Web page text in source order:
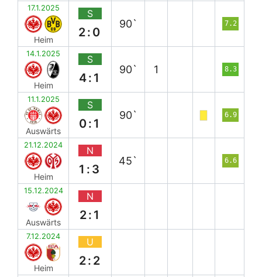
17.1.2025
Heim
S
2:0
90` 7.2
14.1.2025
Heim
S
4:1
90` 1 8.3
11.1.2025
Auswärts
S
0:1
90` 6.9
21.12.2024
Heim
N
1:3
45` 6.6
15.12.2024
Auswärts
N
2:1
7.12.2024
Heim
U
2:2